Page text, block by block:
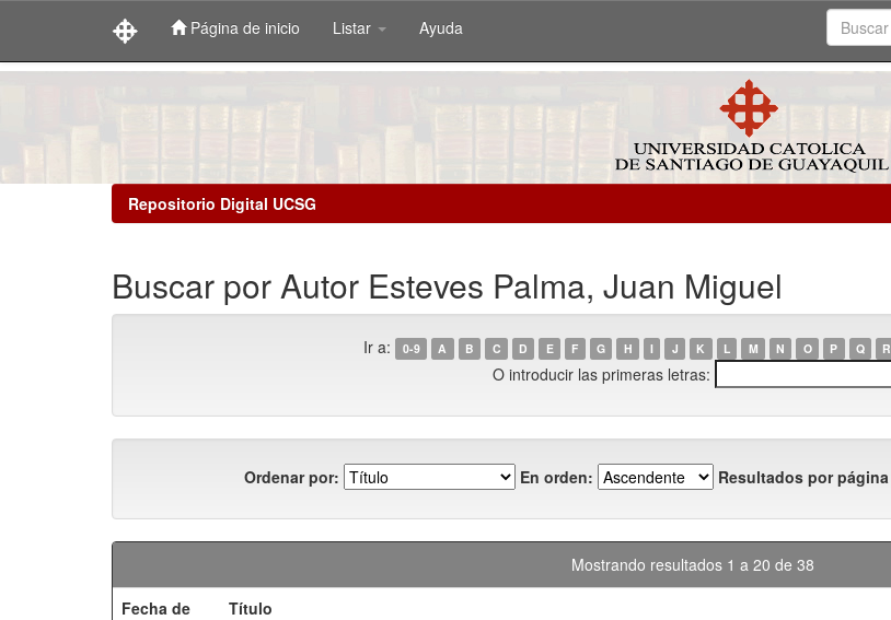
Página de inicio Listar Ayuda
Repositorio Digital UCSG
Buscar por Autor Esteves Palma, Juan Miguel
Ir a: 0-9 A B C D E F G H I J K L M N O P Q R
O introducir las primeras letras:
Ordenar por: En orden: Resultados por página
Mostrando resultados 1 a 20 de 38
Fecha de
Título